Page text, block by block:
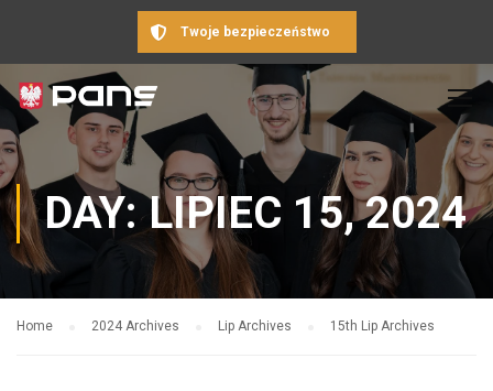
Twoje bezpieczeństwo
DAY: LIPIEC 15, 2024
Home 2024 Archives Lip Archives 15th Lip Archives